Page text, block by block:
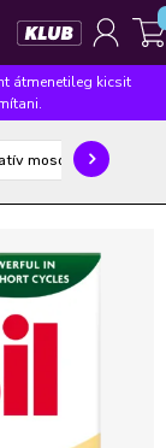
Silan
átmenetileg kicsit
mosószer